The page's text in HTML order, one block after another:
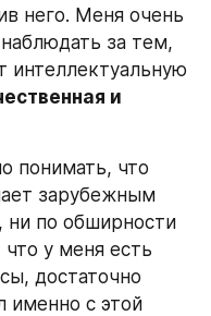
него. Меня очень
за тем,
интеллектуальную
и
понимать, что
зарубежным
ни по обширности
у меня есть
достаточно
именно с этой